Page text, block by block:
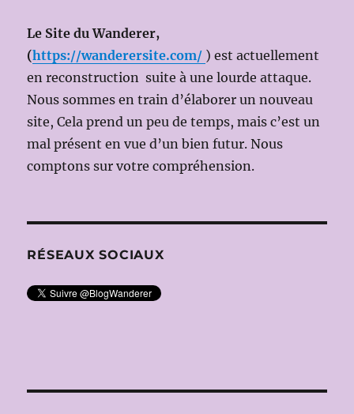
Le Site du Wanderer,
(https://wanderersite.com/ ) est actuellement
en reconstruction suite à une lourde attaque.
Nous sommes en train d’élaborer un nouveau
site, Cela prend un peu de temps, mais c’est un
mal présent en vue d’un bien futur. Nous
comptons sur votre compréhension.
RÉSEAUX SOCIAUX